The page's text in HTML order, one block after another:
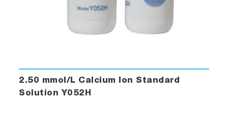
2.50 mmol/L Calcium Ion Standard
Solution Y052H